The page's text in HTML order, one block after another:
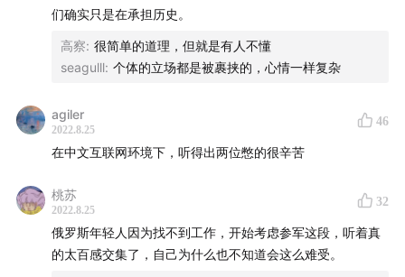
娃已经长大了”；就像节目里提到那个在国土近卫旅服役的小
少的正规军拆散开带领这些辅助部队作战，用灵活的战术、
情报系统和极大的牺牲挡住了冲往基辅的俄军，此外在基辅
撤换下来吃饭洗澡休息探亲，这与《zov》作者代表的俄军
守卫的仅有一个国土近卫营300人，他们把俄军空降兵赶到
了边缘的树林并用三台车辆封锁了跑道阻止俄军运输机降
落，同时乌军的su24轰炸了跑道，使俄军突袭基辅的企图破
产d俄军最初是确实有突击基辅斩首泽连斯基的计划，潜伏基
辅的人员一度打到了离总统府两个街区，泽连斯基在开战时
们确实只是在承担历史。
高察: 很简单的道理，但就是有人不懂
seagulll: 个体的立场都是被裹挟的，心情一样复杂
agiler
2022.8.25
46
在中文互联网环境下，听得出两位憋的很辛苦
桃苏
2022.8.25
32
俄罗斯年轻人因为找不到工作，开始考虑参军这段，听着真
的太百感交集了，自己为什么也不知道会这么难受。